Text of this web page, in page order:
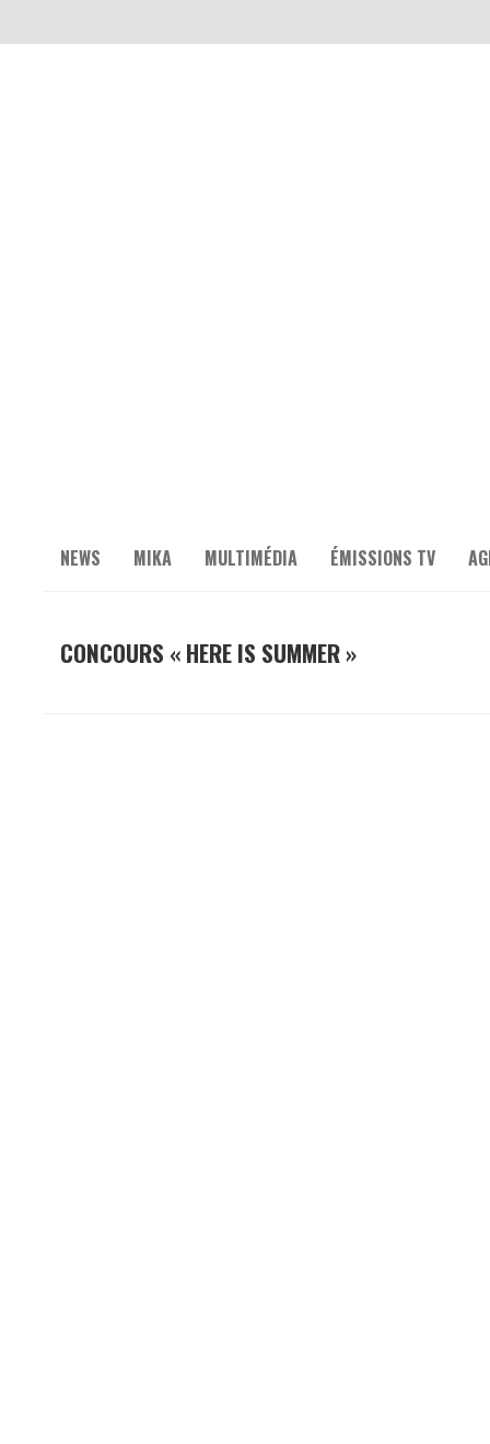
NEWS MIKA MULTIMÉDIA ÉMISSIONS TV
CONCOURS « HERE IS SUMMER »